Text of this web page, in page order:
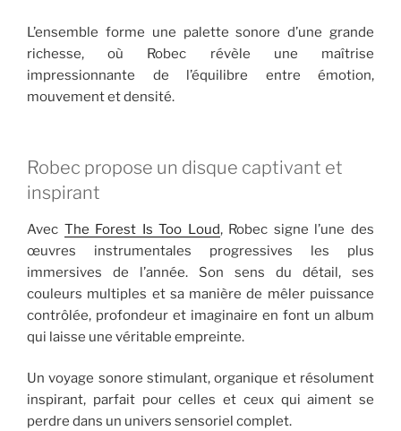
L’ensemble forme une palette sonore d’une grande
richesse, où Robec révèle une maîtrise
impressionnante de l’équilibre entre émotion,
mouvement et densité.
Robec propose un disque captivant et
inspirant
Avec The Forest Is Too Loud, Robec signe l’une des
œuvres instrumentales progressives les plus
immersives de l’année. Son sens du détail, ses
couleurs multiples et sa manière de mêler puissance
contrôlée, profondeur et imaginaire en font un album
qui laisse une véritable empreinte.
Un voyage sonore stimulant, organique et résolument
inspirant, parfait pour celles et ceux qui aiment se
perdre dans un univers sensoriel complet.